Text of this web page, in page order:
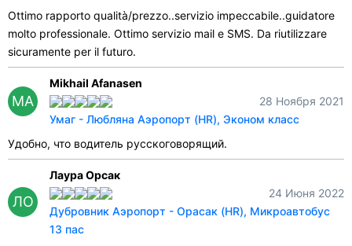
Ottimo rapporto qualità/prezzo..servizio impeccabile..guidatore
molto professionale. Ottimo servizio mail e SMS. Da riutilizzare
sicuramente per il futuro.
MA
Mikhail Afanasen
28 Ноября 2021
Умаг - Любляна Аэропорт (HR), Эконом класс
Удобно, что водитель русскоговорящий.
ЛО
Лаура Орсак
24 Июня 2022
Дубровник Аэропорт - Орасак (HR), Микроавтобус
13 пас